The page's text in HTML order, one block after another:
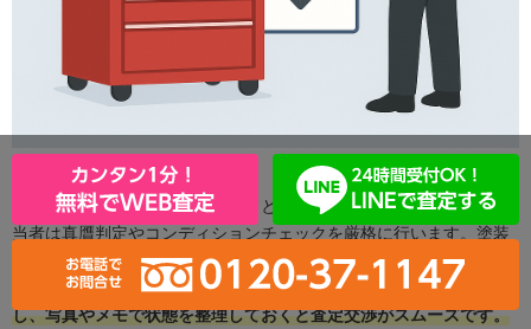
スナップオンは高級工具ブランドとして知られているため、査定担
当者は真贋判定やコンディションチェックを厳格に行います。塗装
の剥がれやグリップの摩耗など、わずかな劣化でも減額幅が大きく
なるケースがあるので、 査定の前にダメージの有無を細かく確認
し、写真やメモで状態を整理しておくと査定交渉がスムーズです。